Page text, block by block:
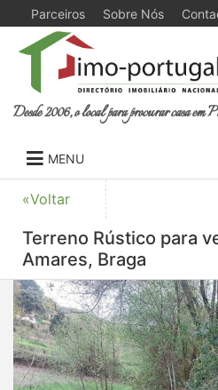
Parceiros Sobre Nós
Desde 2006, o local para procurar casa em
MENU
«Voltar
Terreno Rústico para
Amares, Braga